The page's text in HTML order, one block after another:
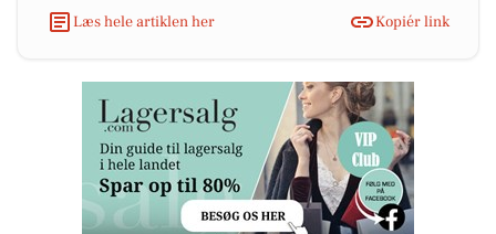
Læs hele artiklen her
Kopiér link